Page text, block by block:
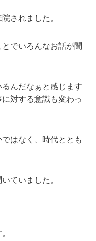
されました。
でいろんなお話が聞
んだなぁと感じます
対する意識も変わっ
はなく、時代ととも
ていました。